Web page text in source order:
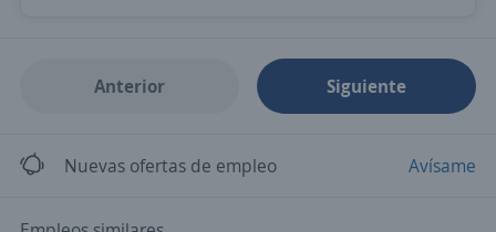
Anterior Siguiente
Nuevas ofertas de empleo Avísame